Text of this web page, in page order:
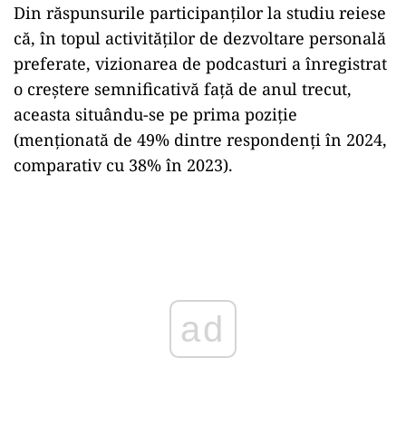
Din răspunsurile participanţilor la studiu reiese
că, în topul activităţilor de dezvoltare personală
preferate, vizionarea de podcasturi a înregistrat
o creştere semnificativă faţă de anul trecut,
aceasta situându-se pe prima poziţie
(menţionată de 49% dintre respondenţi în 2024,
comparativ cu 38% în 2023).